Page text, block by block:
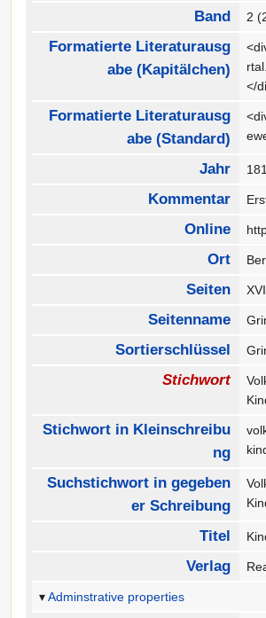
Band 2
Formatierte Literaturausg
abe (Kapitälchen)
</
Formatierte Literaturausg
abe (Standard)
Jahr
Kommentar
Online
Ort
Seiten
Seitenname
Sortierschlüssel
Stichwort
Stichwort in Kleinschreibu
ng
Suchstichwort in gegeben
er Schreibung
Titel
Verlag
Adminstrative properties